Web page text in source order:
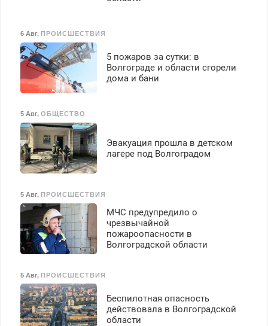
6 Авг, ПРОИСШЕСТВИЯ
5 пожаров за сутки: в
Волгограде и области сгорели
дома и бани
5 Авг, ОБЩЕСТВО
Эвакуация прошла в детском
лагере под Волгоградом
5 Авг, ПРОИСШЕСТВИЯ
МЧС предупредило о
чрезвычайной
пожароопасности в
Волгоградской области
5 Авг, ПРОИСШЕСТВИЯ
Беспилотная опасность
действовала в Волгоградской
области